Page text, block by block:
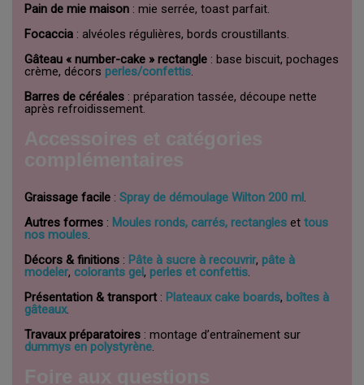
Pain de mie maison : mie serrée, toast parfait.
Focaccia : alvéoles régulières, bords croustillants.
Gâteau « number-cake » rectangle : base biscuit, pochages
crème, décors perles/confettis.
Barres de céréales : préparation tassée, découpe nette
après refroidissement.
Graissage facile : Spray de démoulage Wilton 200 ml.
Autres formes : Moules ronds, carrés, rectangles et tous
nos moules.
Décors & finitions : Pâte à sucre à recouvrir, pâte à
modeler, colorants gel, perles et confettis.
Présentation & transport: Plateaux cake boards, boîtes à
gâteaux.
Travaux préparatoires : montage d’entraînement sur
dummys en polystyrène.